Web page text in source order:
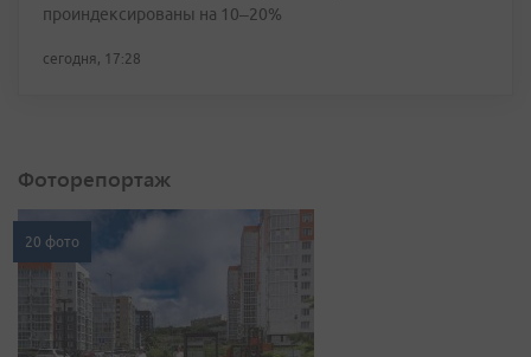
проиндексированы на 10–20%
сегодня, 17:28
Фоторепортаж
20 фото